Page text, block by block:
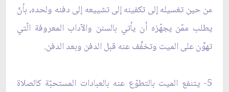
من حين تغسيله إلى تكفينه إلى تشييعه إلى دفنه ولحده، بأنّ
يطلب ممّن يجهّزه أن يأتي بالسنن والآداب المعروفة الّتي
تهوِّن على الميت وتخفِّف عنه قبل الدفن وبعد الدفن.
5- يتنفع الميت بالتطوّع عنه بالعبادات المستحبّة كالصلاة